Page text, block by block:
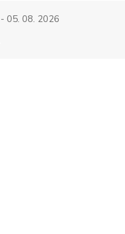
- 05. 08. 2026